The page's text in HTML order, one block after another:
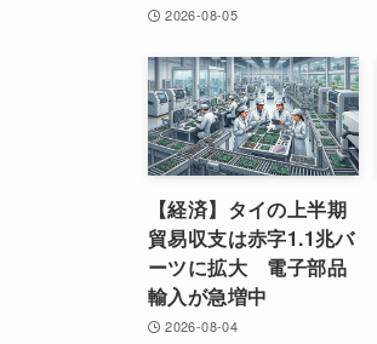
2026-08-05
【経済】タイの上半期
貿易収支は赤字1.1兆バ
ーツに拡大 電子部品
輸入が急増中
2026-08-04